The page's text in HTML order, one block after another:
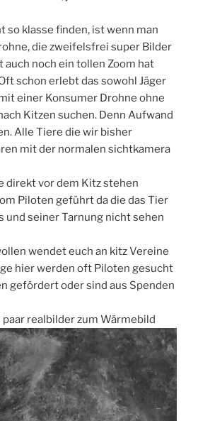
so klasse finden, ist wenn man
die zweifelsfrei super Bilder
auch noch ein tollen Zoom hat
schon erlebt das sowohl Jäger
einer Konsumer Drohne ohne
Kitzen suchen. Denn Aufwand
Alle Tiere die wir bisher
mit der normalen sichtkamera
direkt vor dem Kitz stehen
Piloten geführt da die das Tier
und seiner Tarnung nicht sehen
wendet euch an kitz Vereine
hier werden oft Piloten gesucht
gefördert oder sind aus Spenden
realbilder zum Wärmebild